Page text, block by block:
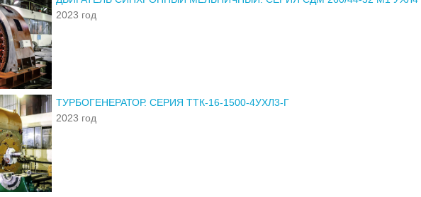
2023 год
ТУРБОГЕНЕРАТОР. СЕРИЯ ТТК-16-1500-4УХЛ3-Г
2023 год